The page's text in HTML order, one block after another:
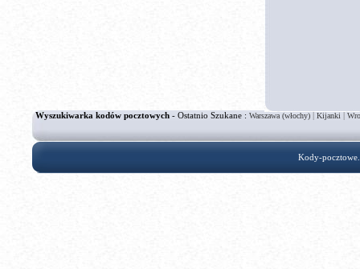
Wyszukiwarka kodów pocztowych - Ostatnio Szukane : Warszawa (włochy)|Kijanki|
Kody-